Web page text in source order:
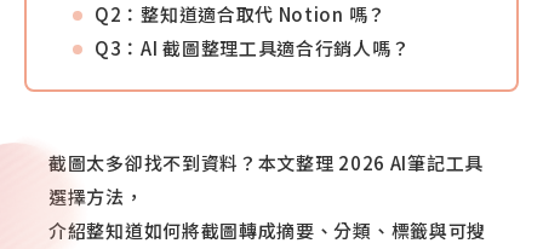
Q2：整知道適合取代 Notion 嗎？
Q3：AI 截圖整理工具適合行銷人嗎？
截圖太多卻找不到資料？本文整理 2026 AI筆記工具
選擇方法，
介紹整知道如何將截圖轉成摘要、分類、標籤與可搜